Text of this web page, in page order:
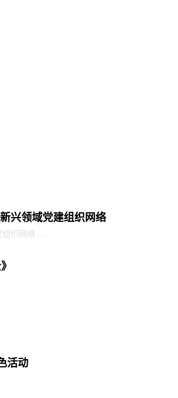
兴领域党建组织网络
织网络 . . .
活动